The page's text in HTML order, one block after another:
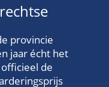
provincie
jaar écht het
de